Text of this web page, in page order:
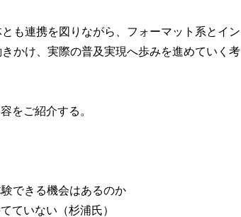
も連携を図りながら、フォーマット系とイン
かけ、実際の普及実現へ歩みを進めていく考
をご紹介する。
できる機会はあるのか
ていない（杉浦氏）